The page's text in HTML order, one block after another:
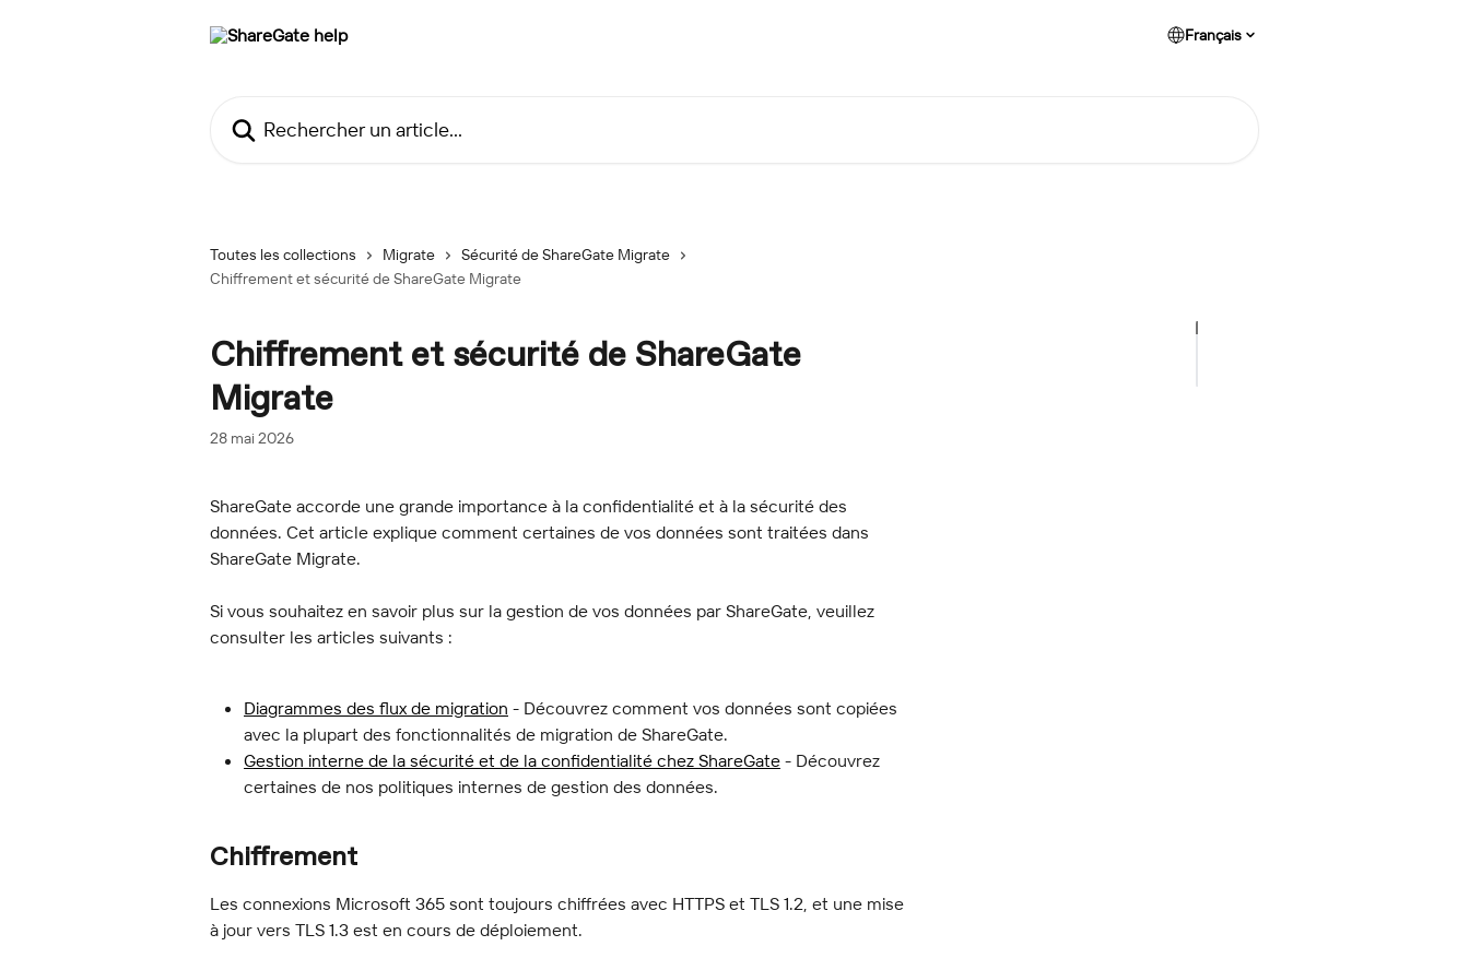
Français
Toutes les collections Migrate
Sécurité de ShareGate Migrate
Chiffrement et sécurité de ShareGate Migrate
Chiffrement et sécurité de ShareGate
Migrate
28 mai 2026
ShareGate accorde une grande importance à la confidentialité et à la sécurité des
données. Cet article explique comment certaines de vos données sont traitées dans
ShareGate Migrate.
Si vous souhaitez en savoir plus sur la gestion de vos données par ShareGate, veuillez
consulter les articles suivants :
Diagrammes des flux de migration - Découvrez comment vos données sont copiées
avec la plupart des fonctionnalités de migration de ShareGate.
Gestion interne de la sécurité et de la confidentialité chez ShareGate - Découvrez
certaines de nos politiques internes de gestion des données.
Chiffrement
Les connexions Microsoft 365 sont toujours chiffrées avec HTTPS et TLS 1.2, et une mise
à jour vers TLS 1.3 est en cours de déploiement.